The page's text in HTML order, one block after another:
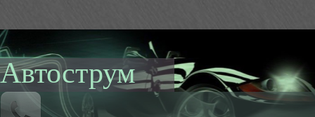
Автострум